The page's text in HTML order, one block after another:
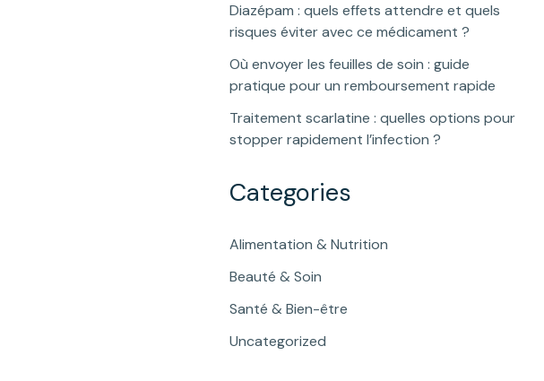
Diazépam : quels effets attendre et quels
risques éviter avec ce médicament ?
Où envoyer les feuilles de soin : guide
pratique pour un remboursement rapide
Traitement scarlatine : quelles options pour
stopper rapidement l’infection ?
Categories
Alimentation & Nutrition
Beauté & Soin
Santé & Bien-être
Uncategorized